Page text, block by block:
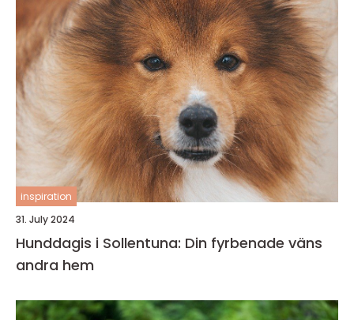
inspiration
31. July 2024
Hunddagis i Sollentuna: Din fyrbenade väns
andra hem